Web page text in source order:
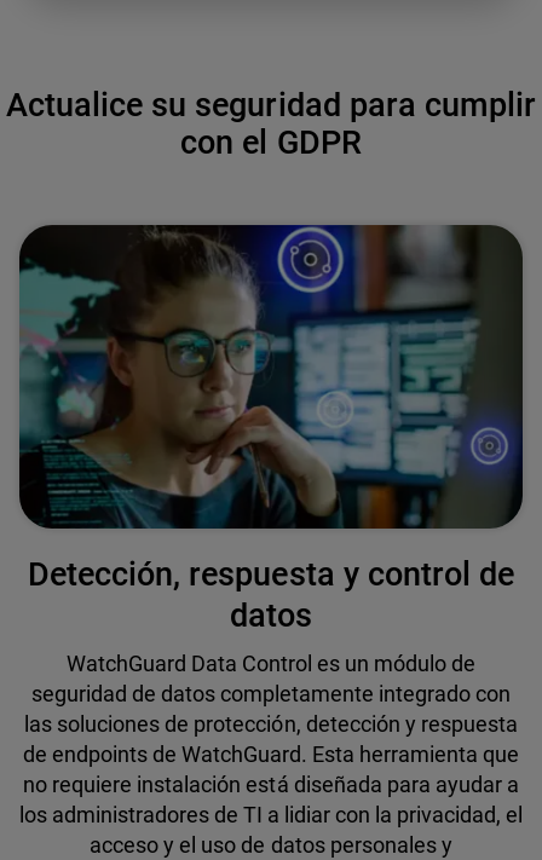
Actualice su seguridad para cumplir
con el GDPR
Detección, respuesta y control de
datos
WatchGuard Data Control es un módulo de
seguridad de datos completamente integrado con
las soluciones de protección, detección y respuesta
de endpoints de WatchGuard. Esta herramienta que
no requiere instalación está diseñada para ayudar a
los administradores de TI a lidiar con la privacidad, el
acceso y el uso de datos personales y